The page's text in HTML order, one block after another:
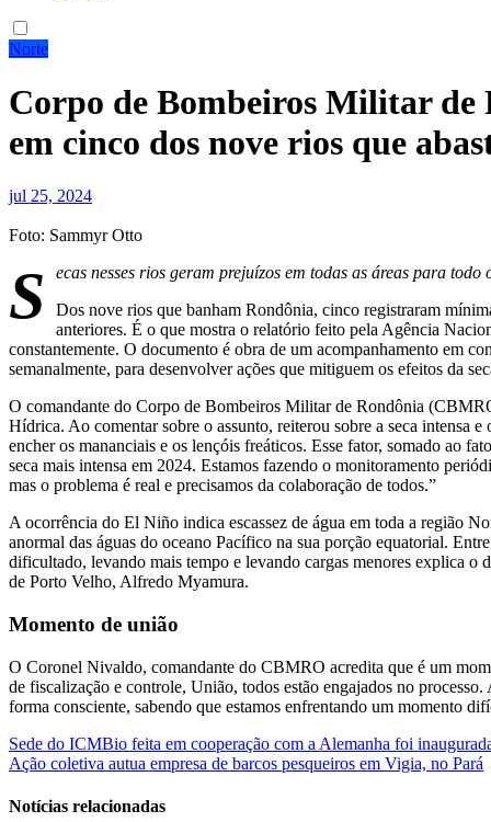
Norte
Corpo de Bombeiros Militar de
em cinco dos nove rios que
jul 25, 2024
Foto: Sammyr Otto
S
ecas nesses rios geram prejuízos em todas as áreas para todo
Dos nove rios que banham Rondônia, cinco registraram
anteriores. É o que mostra o relatório feito pela Agência
constantemente. O documento é obra de um acompanhamento em
semanalmente, para desenvolver ações que mitiguem os efeitos da
O comandante do Corpo de Bombeiros Militar de Rondônia
Hídrica. Ao comentar sobre o assunto, reiterou sobre a seca intensa
encher os mananciais e os lençóis freáticos. Esse fator, somado ao
seca mais intensa em 2024. Estamos fazendo o monitoramento
mas o problema é real e precisamos da colaboração de todos.”
A ocorrência do El Niño indica escassez de água em toda a região
anormal das águas do oceano Pacífico na sua porção equatorial.
dificultado, levando mais tempo e levando cargas menores explica o
de Porto Velho, Alfredo Myamura.
Momento de união
O Coronel Nivaldo, comandante do CBMRO acredita que é um
de fiscalização e controle, União, todos estão engajados no
forma consciente, sabendo que estamos enfrentando um momento
Navegação
de
Post
Sede do ICMBio feita em cooperação com a Alemanha foi
Ação coletiva autua empresa de barcos pesqueiros em Vigia, no Pará
Notícias relacionadas